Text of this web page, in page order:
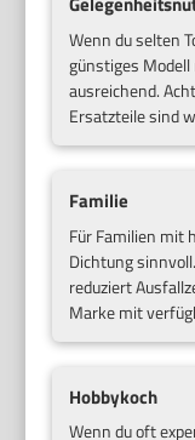
Wenn du selten
günstiges
ausreichend.
Ersatzteile sind
Familie
Für Familien mit
Dichtung
reduziert
Marke mit
Hobbykoch
Wenn du oft